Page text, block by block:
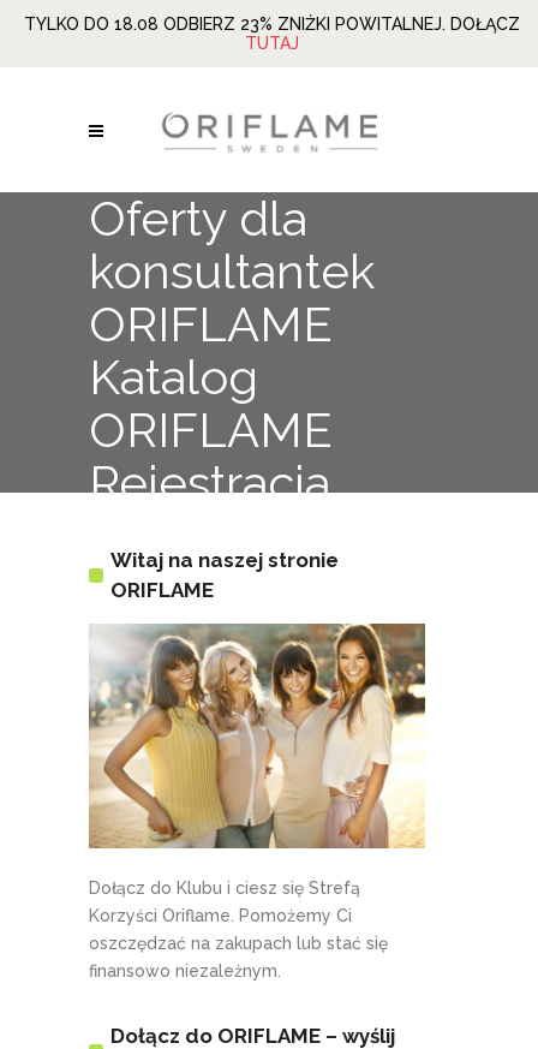
TYLKO DO 18.08 ODBIERZ 23% ZNIŻKI POWITALNEJ. DOŁĄCZ
TUTAJ
Oferty dla
konsultantek
ORIFLAME
Katalog
ORIFLAME
Rejestracja
Witaj na naszej stronie
ORIFLAME
Dołącz do Klubu i ciesz się Strefą
Korzyści Oriflame. Pomożemy Ci
oszczędzać na zakupach lub stać się
finansowo niezależnym.
Dołącz do ORIFLAME – wyślij